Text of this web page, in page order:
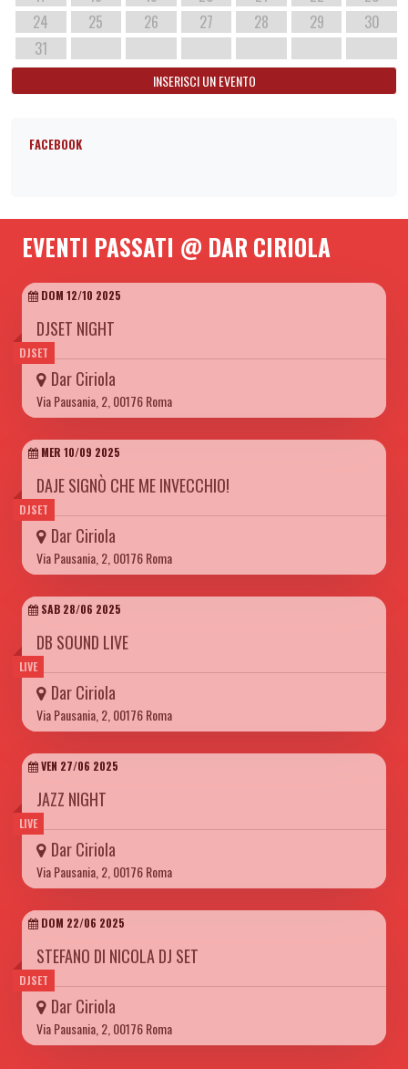
24
25 26 27 28 29
30
31
INSERISCI UN EVENTO
FACEBOOK
EVENTI PASSATI @ DAR CIRIOLA
DJSET
DOM 12/10 2025
DJSET NIGHT
Dar Ciriola
Via Pausania, 2, 00176 Roma
DJSET
MER 10/09 2025
DAJE SIGNÒ CHE ME INVECCHIO!
Dar Ciriola
Via Pausania, 2, 00176 Roma
LIVE
SAB 28/06 2025
DB SOUND LIVE
Dar Ciriola
Via Pausania, 2, 00176 Roma
LIVE
VEN 27/06 2025
JAZZ NIGHT
Dar Ciriola
Via Pausania, 2, 00176 Roma
DJSET
DOM 22/06 2025
STEFANO DI NICOLA DJ SET
Dar Ciriola
Via Pausania, 2, 00176 Roma